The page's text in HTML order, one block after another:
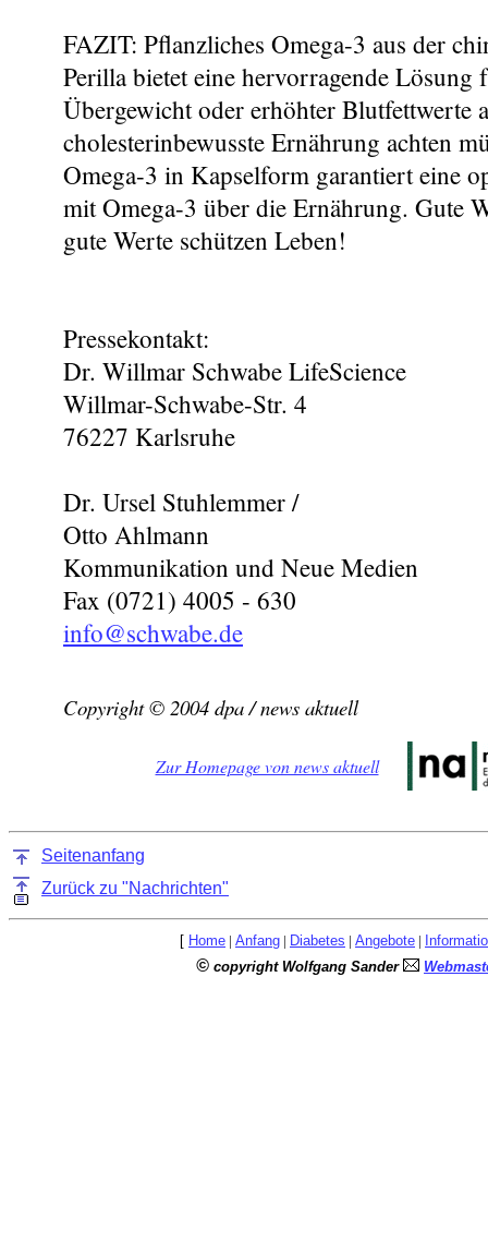
FAZIT: Pflanzliches Omega-3 aus der
Perilla bietet eine hervorragende Lösung
Übergewicht oder erhöhter Blutfettwerte
cholesterinbewusste Ernährung achten
Omega-3 in Kapselform garantiert eine
mit Omega-3 über die Ernährung. Gute
gute Werte schützen Leben!
Pressekontakt:
Dr. Willmar Schwabe LifeScience
Willmar-Schwabe-Str. 4
76227 Karlsruhe
Dr. Ursel Stuhlemmer /
Otto Ahlmann
Kommunikation und Neue Medien
Fax (0721) 4005 - 630
info@schwabe.de
Copyright © 2004 dpa / news aktuell
Zur Homepage von news aktuell
Seitenanfang
Zurück zu "Nachrichten"
[ Home | Anfang | Diabetes | Angebote |
© copyright Wolfgang Sander